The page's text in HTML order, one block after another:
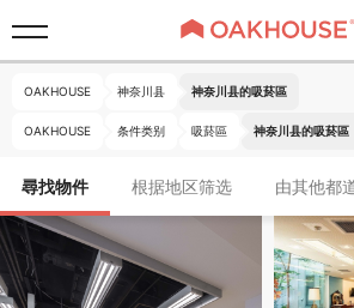
OAKHOUSE 神奈川县 神奈川县的吸菸區
OAKHOUSE 条件类别 吸菸區 神奈川县的吸菸區
尋找物件 根据地区筛选 由其他都